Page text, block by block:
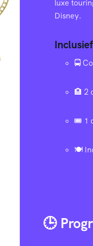
luxe
Disney.
🚍
🏨 2
🎟️ 1
🍽️
🕒